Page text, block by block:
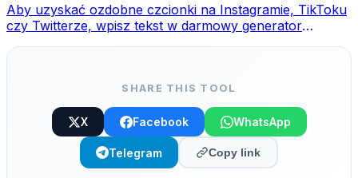
Aby uzyskać ozdobne czcionki na Instagramie, TikToku
czy Twitterze, wpisz tekst w darmowy generator
SHARE THIS TOOL
X Facebook WhatsApp
Telegram Copy link